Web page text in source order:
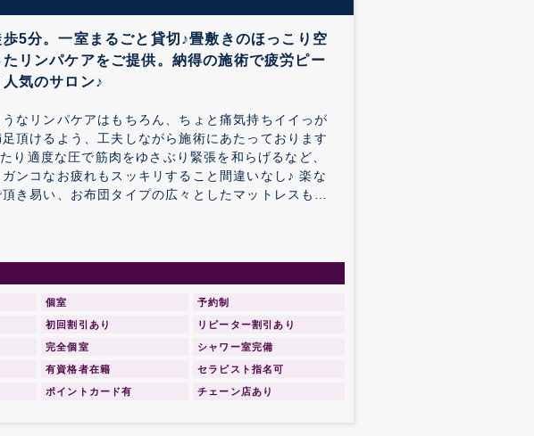
5分。一室まるごと貸切♪畳敷きのほっこり空
リンパケアをご提供。納得の施術で疲労ピー
気のサロン♪
なリンパケアはもちろん、ちょと痛気持ちイイっが
頂けるよう、工夫しながら施術にあたっております
り適度な圧で筋肉をゆさぶり緊張を和らげるなど、
ンコなお疲れもスッキリすること間違いなし♪ 楽な
き易い、お布団タイプの広々としたマットレスもウ
個室 予約制
初回割引あり リピーター割引あり
完全個室 シャワー室完備
有資格者在籍 セラピスト指名可
ポイントカード有 チェーン店あり